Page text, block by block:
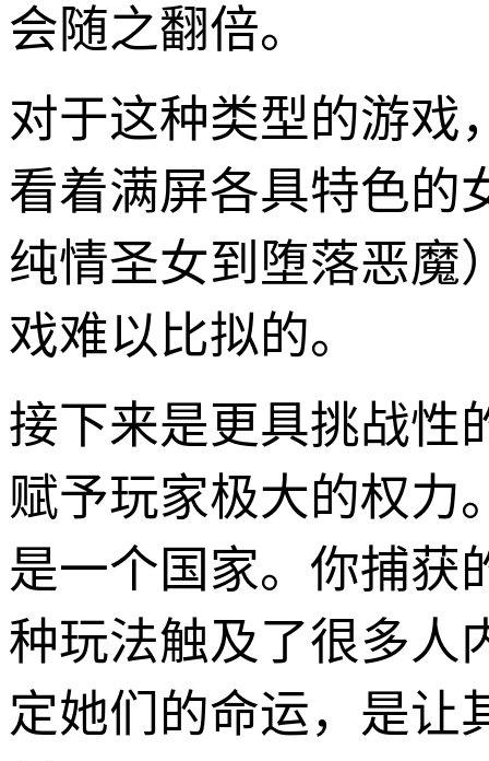
会随之翻倍。
对于这种类型的游戏
看着满屏各具特色的
纯情圣女到堕落恶魔
戏难以比拟的。
接下来是更具挑战性
赋予玩家极大的权力
是一个国家。你捕获
种玩法触及了很多人
定她们的命运，是让